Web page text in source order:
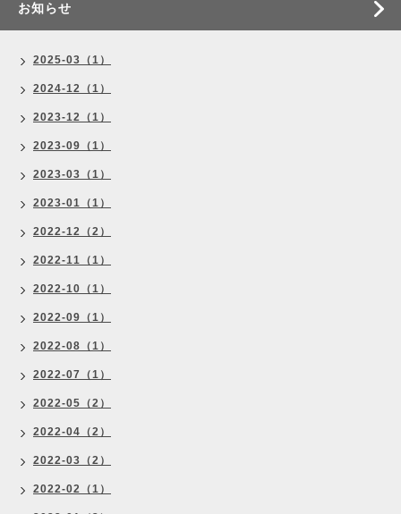
お知らせ
2025-03（1）
2024-12（1）
2023-12（1）
2023-09（1）
2023-03（1）
2023-01（1）
2022-12（2）
2022-11（1）
2022-10（1）
2022-09（1）
2022-08（1）
2022-07（1）
2022-05（2）
2022-04（2）
2022-03（2）
2022-02（1）